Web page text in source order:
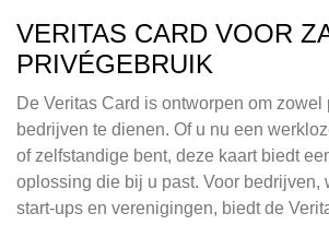
VERITAS CARD VOOR
PRIVÉGEBRUIK
De Veritas Card is ontworpen om
bedrijven te dienen. Of u nu een
of zelfstandige bent, deze kaart biedt
oplossing die bij u past. Voor bedrijven,
start-ups en verenigingen, biedt de